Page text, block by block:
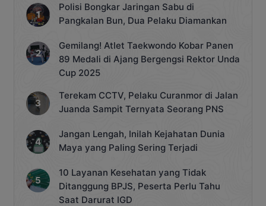
Polisi Bongkar Jaringan Sabu di
Pangkalan Bun, Dua Pelaku Diamankan
Gemilang! Atlet Taekwondo Kobar Panen
89 Medali di Ajang Bergengsi Rektor Unda
Cup 2025
Terekam CCTV, Pelaku Curanmor di Jalan
Juanda Sampit Ternyata Seorang PNS
Jangan Lengah, Inilah Kejahatan Dunia
Maya yang Paling Sering Terjadi
10 Layanan Kesehatan yang Tidak
Ditanggung BPJS, Peserta Perlu Tahu
Saat Darurat IGD